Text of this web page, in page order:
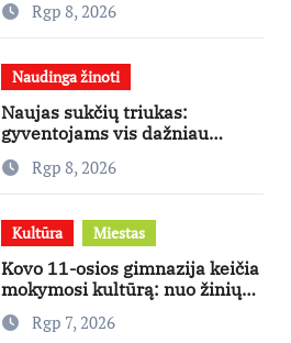
receptuRgp 8, 2026
Naudinga žinoti
Naujas sukčių triukas:
gyventojams vis dažniau
skambina per „Viber“
Rgp 8, 2026
Kultūra Miestas
Kovo 11-osios gimnazija keičia
mokymosi kultūrą: nuo žinių
kaupimo – prie jų supratimo ir
taikymo
Rgp 7, 2026